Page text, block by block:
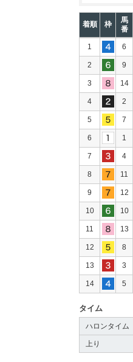
着順 枠
馬
番
1 6
2 9
3 14
4 2
5 7
6 1
7 4
8 11
9 12
10 10
11 13
12 8
13 3
14 5
タイム
ハロンタイム
上り